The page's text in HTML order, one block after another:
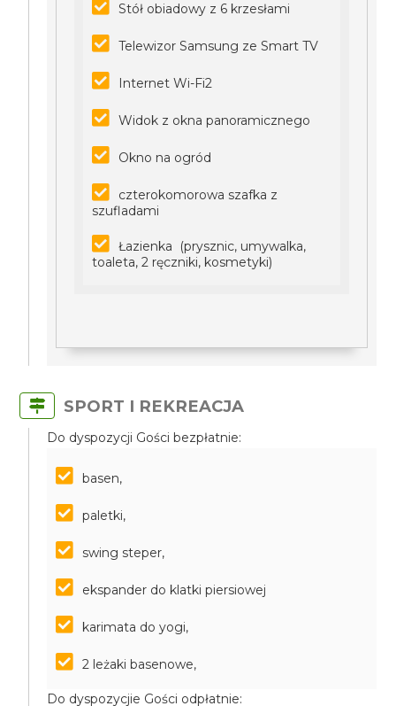
Stół obiadowy z 6 krzesłami
Telewizor Samsung ze Smart TV
Internet Wi-Fi2
Widok z okna panoramicznego
Okno na ogród
czterokomorowa szafka z
szufladami
Łazienka (prysznic, umywalka,
toaleta, 2 ręczniki, kosmetyki)
SPORT I REKREACJA
Do dyspozycji Gości bezpłatnie:
basen,
paletki,
swing steper,
ekspander do klatki piersiowej
karimata do yogi,
2 leżaki basenowe,
Do dyspozycjie Gości odpłatnie: